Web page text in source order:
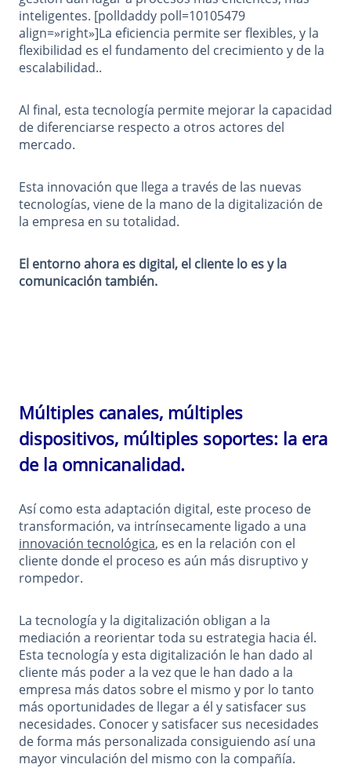
inteligentes. [polldaddy poll=10105479
align=»right»]La eficiencia permite ser flexibles, y la
flexibilidad es el fundamento del crecimiento y de la
escalabilidad..
Al final, esta tecnología permite mejorar la capacidad
de diferenciarse respecto a otros actores del
mercado.
Esta innovación que llega a través de las nuevas
tecnologías, viene de la mano de la digitalización de
la empresa en su totalidad.
El entorno ahora es digital, el cliente lo es y la
comunicación también.
Múltiples canales, múltiples
dispositivos, múltiples soportes: la era
de la omnicanalidad.
Así como esta adaptación digital, este proceso de
transformación, va intrínsecamente ligado a una
innovación tecnológica, es en la relación con el
cliente donde el proceso es aún más disruptivo y
rompedor.
La tecnología y la digitalización obligan a la
mediación a reorientar toda su estrategia hacia él.
Esta tecnología y esta digitalización le han dado al
cliente más poder a la vez que le han dado a la
empresa más datos sobre el mismo y por lo tanto
más oportunidades de llegar a él y satisfacer sus
necesidades. Conocer y satisfacer sus necesidades
de forma más personalizada consiguiendo así una
mayor vinculación del mismo con la compañía.